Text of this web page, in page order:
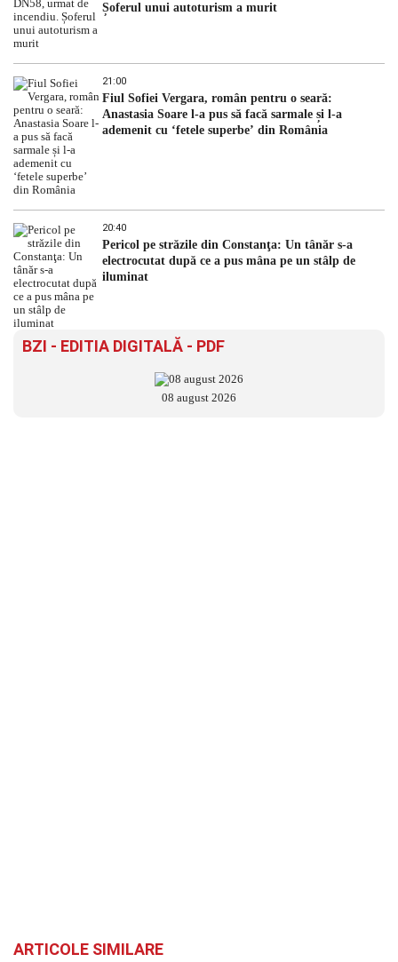
Șoferul unui autoturism a murit
21:00
Fiul Sofiei Vergara, român pentru o seară:
Anastasia Soare l-a pus să facă sarmale și l-a
ademenit cu ‘fetele superbe’ din România
20:40
Pericol pe străzile din Constanţa: Un tânăr s-a
electrocutat după ce a pus mâna pe un stâlp de
iluminat
BZI - EDITIA DIGITALĂ - PDF
08 august 2026
ARTICOLE SIMILARE